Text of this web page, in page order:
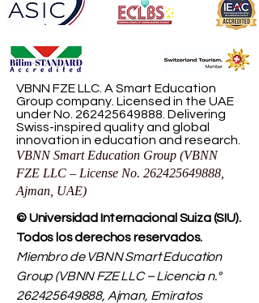
VBNN FZE LLC. A Smart Education
Group company. Licensed in the UAE
under No. 262425649888 . Delivering
Swiss-inspired quality and global
innovation in education and research.
VBNN Smart Education Group (VBNN
FZE LLC – License No. 262425649888
Ajman, UAE)
© Universidad Internacional Suiza (SIU).
Todos los derechos reservados.
Miembro de VBNN Smart Education
Group (VBNN FZE LLC – Licencia n.°
262425649888, Ajman, Emiratos